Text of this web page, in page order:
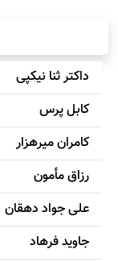
داکتر ثنا نیکپی
کابل پرس
کامران میرهزار
رزاق مأمون
علی جواد دهقان
جاويد فرهاد